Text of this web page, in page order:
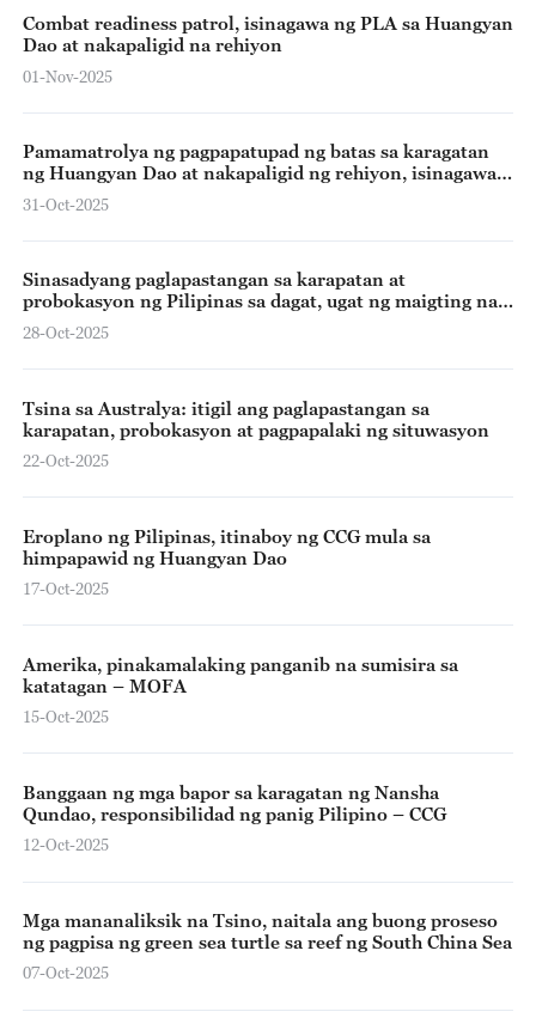
Combat readiness patrol, isinagawa ng PLA sa Huangyan
Dao at nakapaligid na rehiyon
01-Nov-2025
Pamamatrolya ng pagpapatupad ng batas sa karagatan
ng Huangyan Dao at nakapaligid ng rehiyon, isinagawa
ng CCG
31-Oct-2025
Sinasadyang paglapastangan sa karapatan at
probokasyon ng Pilipinas sa dagat, ugat ng maigting na
kalagayan – MOFA
28-Oct-2025
Tsina sa Australya: itigil ang paglapastangan sa
karapatan, probokasyon at pagpapalaki ng situwasyon
22-Oct-2025
Eroplano ng Pilipinas, itinaboy ng CCG mula sa
himpapawid ng Huangyan Dao
17-Oct-2025
Amerika, pinakamalaking panganib na sumisira sa
katatagan – MOFA
15-Oct-2025
Banggaan ng mga bapor sa karagatan ng Nansha
Qundao, responsibilidad ng panig Pilipino – CCG
12-Oct-2025
Mga mananaliksik na Tsino, naitala ang buong proseso
ng pagpisa ng green sea turtle sa reef ng South China Sea
07-Oct-2025